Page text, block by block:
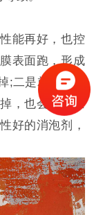
能再好，也控
表面跑，形成
;二是就算泡沫
，也会导致漆
好的消泡剂，